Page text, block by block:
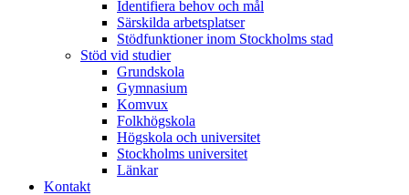
Identifiera behov och mål
Särskilda arbetsplatser
Stödfunktioner inom Stockholms stad
Stöd vid studier
Grundskola
Gymnasium
Komvux
Folkhögskola
Högskola och universitet
Stockholms universitet
Länkar
Kontakt